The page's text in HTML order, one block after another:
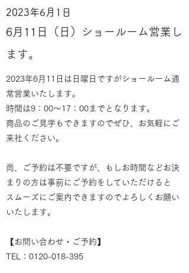
2023年6月1日
6月11日（日）ショールーム営業し
ます。
2023年6月11日は日曜日ですがショールーム通
常営業いたします。
時間は9：00～17：00までとなります。
商品のご見学もできますのでぜひ、お気軽にご
来社ください。
尚、ご予約は不要ですが、もしお時間などお決
まりの方は事前にご予約をしていただけると
スムーズにご案内できますのでよろしくお願い
いたします。
【お問い合わせ・ご予約】
TEL：0120-018-395